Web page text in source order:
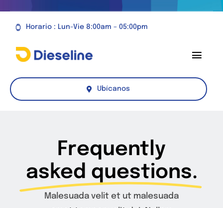
Horario : Lun-Vie 8:00am – 05:00pm
Productos
Nosotros
Contacto
Ubícanos
Frequently
asked questions.
Malesuada velit et ut malesuada